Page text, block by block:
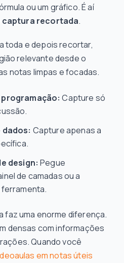
ou um gráfico. É aí
captura recortada.
toda e depois recortar,
relevante desde o
notas limpas e focadas.
Capture só
dados: Capture apenas a
design: Pegue
de camadas ou a
faz uma enorme diferença.
densas com informações
Quando você
em notas úteis